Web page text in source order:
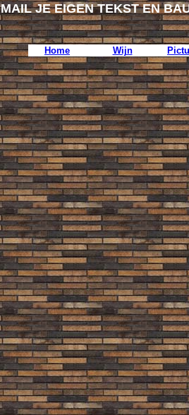
MAIL JE EIGEN TEKST EN
Home Wijn